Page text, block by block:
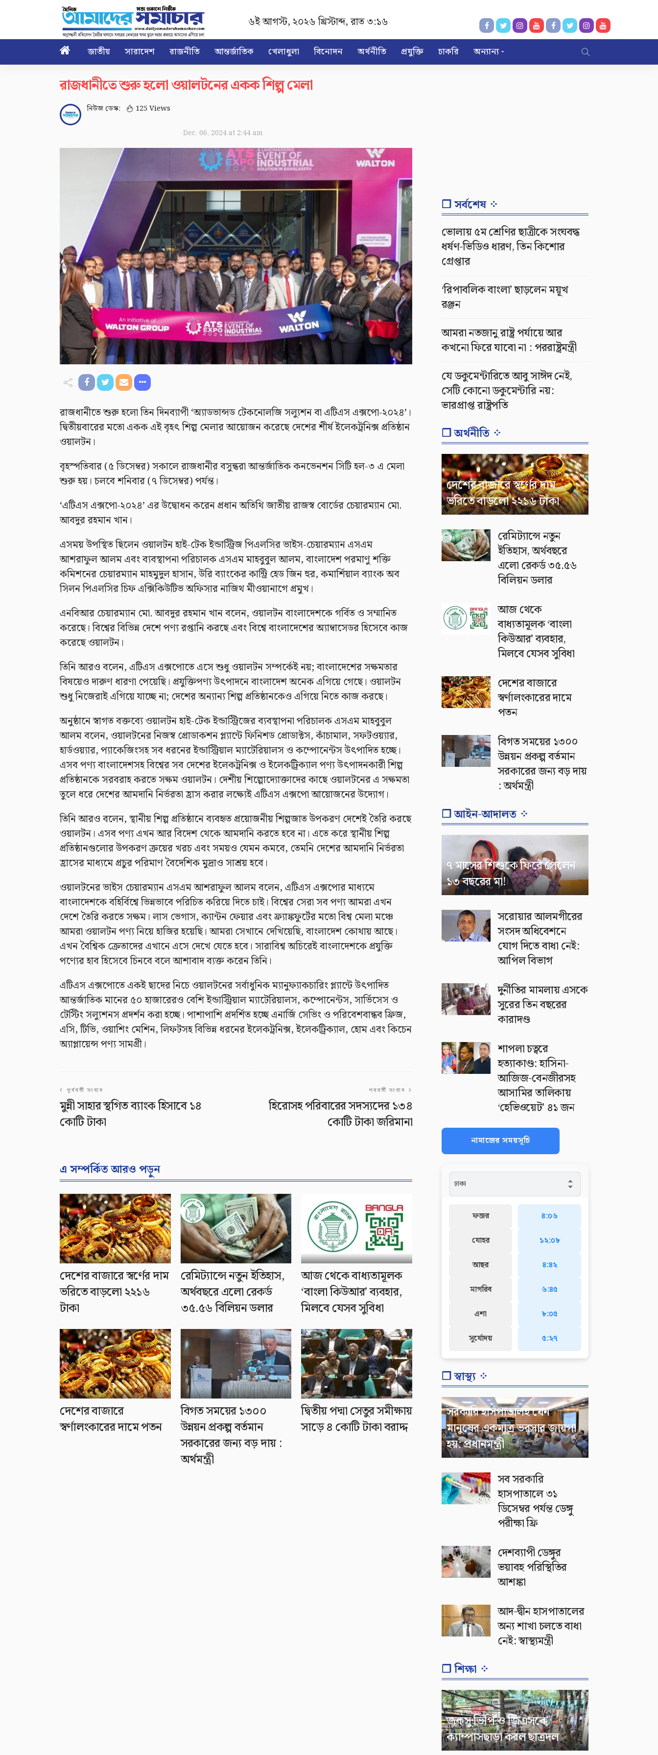
৬ই আগস্ট, ২০২৬ খ্রিস্টাব্দ,রাত ৩:১৬
 জাতীয় সারাদেশ রাজনীতি আন্তর্জাতিক খেলাধুলা বিনোদন অর্থনীতি প্রযুক্তি চাকরি অন্যান্য
রাজধানীতে শুরু হলো ওয়ালটনের একক শিল্প মেলা
নিউজ ডেস্ক: 125 Views
Dec. 06, 2024 at 2:44 am
রাজধানীতে শুরু হলো তিন দিনব্যাপী ‘অ্যাডভান্সড টেকনোলজি সল্যুশন বা এটিএস এক্সপো-২০২৪’।
দ্বিতীয়বারের মতো একক এই বৃহৎ শিল্প মেলার আয়োজন করেছে দেশের শীর্ষ ইলেকট্রনিক্স প্রতিষ্ঠান
ওয়ালটন।
বৃহস্পতিবার (৫ ডিসেম্বর) সকালে রাজধানীর বসুন্ধরা আন্তর্জাতিক কনভেনশন সিটি হল-৩ এ মেলা
শুরু হয়। চলবে শনিবার (৭ ডিসেম্বর) পর্যন্ত।
‘এটিএস এক্সপো-২০২৪’ এর উদ্বোধন করেন প্রধান অতিথি জাতীয় রাজস্ব বোর্ডের চেয়ারম্যান মো.
আবদুর রহমান খান।
এসময় উপস্থিত ছিলেন ওয়ালটন হাই-টেক ইন্ডাস্ট্রিজ পিএলসির ভাইস-চেয়ারম্যান এসএম
আশরাফুল আলম এবং ব্যবস্থাপনা পরিচালক এসএম মাহবুবুল আলম, বাংলাদেশ পরমাণু শক্তি
কমিশনের চেয়ারম্যান মাহমুদুল হাসান, উরি ব্যাংকের কান্ট্রি হেড জিন হুর, কমার্শিয়াল ব্যাংক অব
সিলন পিএলসির চিফ এক্সিকিউটিভ অফিসার নাজিথ মীওয়ানাগে প্রমুখ।
এনবিআর চেয়ারম্যান মো. আবদুর রহমান খান বলেন, ওয়ালটন বাংলাদেশকে গর্বিত ও সম্মানিত
করেছে। বিশ্বের বিভিন্ন দেশে পণ্য রপ্তানি করছে এবং বিশ্বে বাংলাদেশের অ্যাম্বাসেডর হিসেবে কাজ
করেছে ওয়ালটন।
তিনি আরও বলেন, এটিএস এক্সপোতে এসে শুধু ওয়ালটন সম্পর্কেই নয়; বাংলাদেশের সক্ষমতার
বিষয়েও দারুণ ধারণা পেয়েছি। প্রযুক্তিপণ্য উৎপাদনে বাংলাদেশ অনেক এগিয়ে গেছে। ওয়ালটন
শুধু নিজেরাই এগিয়ে যাচ্ছে না; দেশের অন্যান্য শিল্প প্রতিষ্ঠানকেও এগিয়ে নিতে কাজ করছে।
অনুষ্ঠানে স্বাগত বক্তব্যে ওয়ালটন হাই-টেক ইন্ডাস্ট্রিজের ব্যবস্থাপনা পরিচালক এসএম মাহবুবুল
আলম বলেন, ওয়ালটনের নিজস্ব প্রোডাকশন প্ল্যান্টে ফিনিশড প্রোডাক্টস, কাঁচামাল, সফটওয়্যার,
হার্ডওয়্যার, প্যাকেজিংসহ সব ধরনের ইন্ডাস্ট্রিয়াল ম্যাটেরিয়ালস ও কম্পোনেন্টস উৎপাদিত হচ্ছে।
এসব পণ্য বাংলাদেশসহ বিশ্বের সব দেশের ইলেকট্রনিক্স ও ইলেকট্রিক্যাল পণ্য উৎপাদনকারী শিল্প
প্রতিষ্ঠানকে সরবরাহ করতে সক্ষম ওয়ালটন। দেশীয় শিল্পোদ্যোক্তাদের কাছে ওয়ালটনের এ সক্ষমতা
তুলে ধরে দেশের আমদানি নির্ভরতা হ্রাস করার লক্ষ্যেই এটিএস এক্সপো আয়োজনের উদ্যোগ।
তিনি আরও বলেন, স্থানীয় শিল্প প্রতিষ্ঠানে ব্যবহৃত প্রয়োজনীয় শিল্পজাত উপকরণ দেশেই তৈরি করছে
ওয়ালটন। এসব পণ্য এখন আর বিদেশ থেকে আমদানি করতে হবে না। এতে করে স্থানীয় শিল্প
প্রতিষ্ঠানগুলোর উপকরণ ক্রয়ের খরচ এবং সময়ও যেমন কমবে, তেমনি দেশের আমদানি নির্ভরতা
হ্রাসের মাধ্যমে প্রচুর পরিমাণ বৈদেশিক মুদ্রাও সাশ্রয় হবে।
ওয়ালটনের ভাইস চেয়ারম্যান এসএম আশরাফুল আলম বলেন, এটিএস এক্সপোর মাধ্যমে
বাংলাদেশকে বহির্বিশ্বে ভিন্নভাবে পরিচিত করিয়ে দিতে চাই। বিশ্বের সেরা সব পণ্য আমরা এখন
দেশে তৈরি করতে সক্ষম। লাস ভেগাস, ক্যান্টন ফেয়ার এবং ফ্র্যাঙ্কফুর্টের মতো বিশ্ব মেলা মঞ্চে
আমরা ওয়ালটন পণ্য নিয়ে হাজির হয়েছি। আমরা সেখানে দেখিয়েছি, বাংলাদেশ কোথায় আছে।
এখন বৈশ্বিক ক্রেতাদের এখানে এসে দেখে যেতে হবে। সারাবিশ্ব অচিরেই বাংলাদেশকে প্রযুক্তি
পণ্যের হাব হিসেবে চিনবে বলে আশাবাদ ব্যক্ত করেন তিনি।
এটিএস এক্সপোতে একই ছাদের নিচে ওয়ালটনের সর্বাধুনিক ম্যানুফ্যাকচারিং প্ল্যান্টে উৎপাদিত
আন্তর্জাতিক মানের ৫০ হাজারেরও বেশি ইন্ডাস্ট্রিয়াল ম্যাটেরিয়ালস, কম্পোনেন্টস, সার্ভিসেস ও
টেস্টিং সল্যুশনস প্রদর্শন করা হচ্ছে। পাশাপাশি প্রদর্শিত হচ্ছে এনার্জি সেভিং ও পরিবেশবান্ধব ফ্রিজ,
এসি, টিভি, ওয়াশিং মেশিন, লিফটসহ বিভিন্ন ধরনের ইলেকট্রনিক্স, ইলেকট্রিক্যাল, হোম এবং কিচেন
অ্যাপ্লায়েন্স পণ্য সামগ্রী।
পূর্ববর্তী সংবাদ
মুন্নী সাহার স্থগিত ব্যাংক হিসাবে ১৪
কোটি টাকা
পরবর্তী সংবাদ
হিরোসহ পরিবারের সদস্যদের ১৩৪
কোটি টাকা জরিমানা
এ সম্পর্কিত আরও পড়ুন
দেশের বাজারে স্বর্ণের দাম
ভরিতে বাড়লো ২২১৬
টাকা
রেমিট্যান্সে নতুন ইতিহাস,
অর্থবছরে এলো রেকর্ড
৩৫.৫৬ বিলিয়ন ডলার
আজ থেকে বাধ্যতামূলক
‘বাংলা কিউআর’ ব্যবহার,
মিলবে যেসব সুবিধা
দেশের বাজারে
স্বর্ণালংকারের দামে পতন
বিগত সময়ের ১৩০০
উন্নয়ন প্রকল্প বর্তমান
সরকারের জন্য বড় দায় :
অর্থমন্ত্রী
দ্বিতীয় পদ্মা সেতুর সমীক্ষায়
সাড়ে ৪ কোটি টাকা বরাদ্দ
❐ সর্বশেষ ⁘
ভোলায় ৫ম শ্রেণির ছাত্রীকে সংঘবদ্ধ
ধর্ষণ-ভিডিও ধারণ, তিন কিশোর
গ্রেপ্তার
‘রিপাবলিক বাংলা’ ছাড়লেন ময়ূখ
রঞ্জন
আমরা নতজানু রাষ্ট্র পর্যায়ে আর
কখনো ফিরে যাবো না : পররাষ্ট্রমন্ত্রী
যে ডকুমেন্টারিতে আবু সাঈদ নেই,
সেটি কোনো ডকুমেন্টারি নয়:
ভারপ্রাপ্ত রাষ্ট্রপতি
❐ অর্থনীতি ⁘
দেশের বাজারে স্বর্ণের দাম
ভরিতে বাড়লো ২২১৬ টাকা
রেমিট্যান্সে নতুন
ইতিহাস, অর্থবছরে
এলো রেকর্ড ৩৫.৫৬
বিলিয়ন ডলার
আজ থেকে
বাধ্যতামূলক ‘বাংলা
কিউআর’ ব্যবহার,
মিলবে যেসব সুবিধা
দেশের বাজারে
স্বর্ণালংকারের দামে
পতন
বিগত সময়ের ১৩০০
উন্নয়ন প্রকল্প বর্তমান
সরকারের জন্য বড় দায়
: অর্থমন্ত্রী
❐ আইন-আদালত ⁘
৭ মাসের শিশুকে ফিরে পেলেন
১৩ বছরের মা!
সরোয়ার আলমগীরের
সংসদ অধিবেশনে
যোগ দিতে বাধা নেই:
আপিল বিভাগ
দুর্নীতির মামলায় এসকে
সুরের তিন বছরের
কারাদণ্ড
শাপলা চত্বরে
হত্যাকাণ্ড: হাসিনা-
আজিজ-বেনজীরসহ
আসামির তালিকায়
‘হেভিওয়েট’ ৪১ জন
নামাজের সময়সূচি
ফজর
যোহর
আছর
মাগরিব
এশা
সূর্যোদয়
৪:০৬
১২:০৮
৪:৪২
৬:৪৫
৮:০৫
৫:২৭
❐ স্বাস্থ্য ⁘
সরকারি হাসপাতালই যেন
মানুষের একমাত্র ভরসার জায়গা
হয়: প্রধানমন্ত্রী
সব সরকারি
হাসপাতালে ৩১
ডিসেম্বর পর্যন্ত ডেঙ্গু
পরীক্ষা ফ্রি
দেশব্যাপী ডেঙ্গুর
ভয়াবহ পরিস্থিতির
আশঙ্কা
আদ-দ্বীন হাসপাতালের
অন্য শাখা চলতে বাধা
নেই: স্বাস্থ্যমন্ত্রী
❐ শিক্ষা ⁘
জকসু ভিপি ও জিএসকে
ক্যাম্পাসছাড়া করল ছাত্রদল